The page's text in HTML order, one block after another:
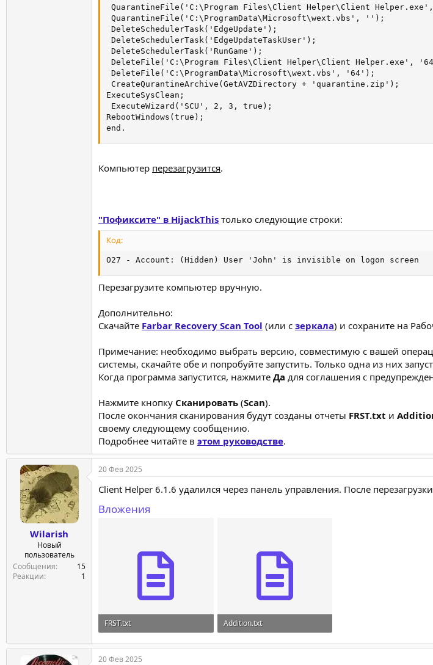
QuarantineFile('C:\Program Files\Client Helper\Client
QuarantineFile('C:\ProgramData\Microsoft\wext.vbs', '');
DeleteSchedulerTask('EdgeUpdate');
DeleteSchedulerTask('EdgeUpdateTaskUser');
DeleteSchedulerTask('RunGame');
DeleteFile('C:\Program Files\Client Helper\Client Helper.exe',
DeleteFile('C:\ProgramData\Microsoft\wext.vbs', '64');
CreateQurantineArchive(GetAVZDirectory + 'quarantine.zip');
ExecuteSysClean;
ExecuteWizard('SCU', 2, 3, true);
RebootWindows(true);
end.
Компьютер перезагрузится.
"Пофиксите" в HijackThis только следующие строки:
Код:
O27 - Account: (Hidden) User 'John' is invisible on logon screen
Перезагрузите компьютер вручную.
Дополнительно:
Скачайте Farbar Recovery Scan Tool (или с зеркала) и сохраните на
Примечание: необходимо выбрать версию, совместимую с вашей
системы, скачайте обе и попробуйте запустить. Только одна из них
Когда программа запустится, нажмите Да для соглашения с
Нажмите кнопку Сканировать (Scan).
После окончания сканирования будут созданы отчеты FRST.txt и
своему следующему сообщению.
Подробнее читайте в этом руководстве.
Wilarish
Новый
пользователь
Сообщения
15
Реакции
1
20 Фев 2025
Client Helper 6.1.6 удалился через панель управления. После
Вложения
FRST.txt
48 KB · Просмотры: 5
Addition.txt
193.2 KB · Просмотры: 5
20 Фев 2025